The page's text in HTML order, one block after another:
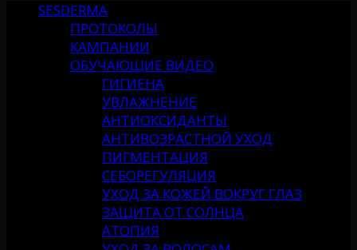
SESDERMA
ПРОТОКОЛЫ
КАМПАНИИ
ОБУЧАЮЩИЕ ВИДЕО
ГИГИЕНА
УВЛАЖНЕНИЕ
АНТИОКСИДАНТЫ
АНТИВОЗРАСТНОЙ УХОД
ПИГМЕНТАЦИЯ
СЕБОРЕГУЛЯЦИЯ
УХОД ЗА КОЖЕЙ ВОКРУГ ГЛАЗ
ЗАЩИТА ОТ СОЛНЦА
АТОПИЯ